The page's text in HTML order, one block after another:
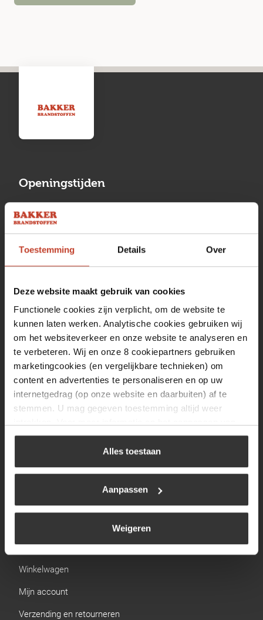
Toestemming Details Over
Deze website maakt gebruik van cookies
Functionele cookies zijn verplicht, om de website te
kunnen laten werken. Analytische cookies gebruiken wij
om het websiteverkeer en onze website te analyseren en
te verbeteren. Wij en onze 8 cookiepartners gebruiken
marketingcookies (en vergelijkbare technieken) om
content en advertenties te personaliseren en op uw
internetgedrag (op onze website en daarbuiten) af te
stemmen. U mag gegeven toestemming altijd weer
uw keuze op onze website verwijzen wij u naar ons
Alles toestaan
Aanpassen
Weigeren
Openingstijden
Maandag
Woensdag
Donderdag
08:00 tot 17:00
Vrijdag
08:00 tot 17:00
Zaterdag
09:30 tot 12:00
Zondag
Gesloten
Navigatie
BBQ
Brandstoffen
Verwarming
Links
Winkelwagen
Mijn account
Verzending en retourneren